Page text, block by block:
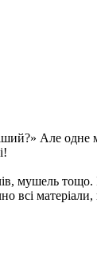
Але
мушель тощо.
всі